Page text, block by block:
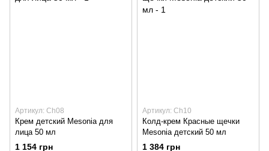
Артикул: Ch08
Крем детский Mesonia для
лица 50 мл
1 154 грн
Артикул: Ch10
Колд-крем Красные щечки
Mesonia детский 50 мл
1 384 грн